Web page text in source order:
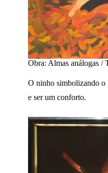
Obra: Almas análogas /
O ninho simbolizando o
e ser um conforto.